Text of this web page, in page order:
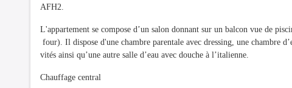
AFH2.
L'appartement se compose d’un salon donnant sur un balcon vue de
four). Il dispose d'une chambre parentale avec dressing, une chambre
vités ainsi qu’une autre salle d’eau avec douche à l’italienne.
Chauffage central